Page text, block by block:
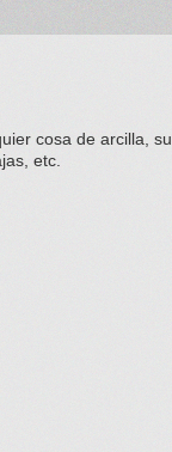
cosa de arcilla, su
etc.